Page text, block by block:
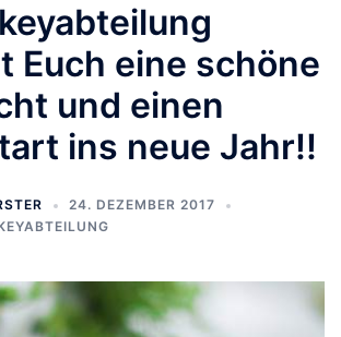
Euch eine schöne
und einen
ins neue Jahr!!
24. DEZEMBER 2017